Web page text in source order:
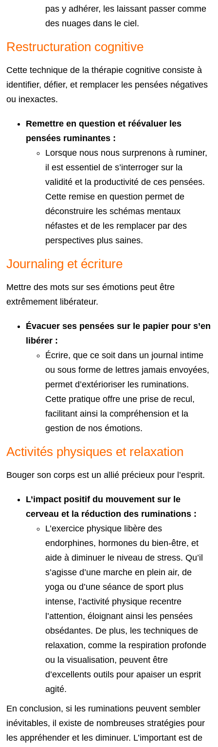
pas y adhérer, les laissant passer comme
des nuages dans le ciel.
Restructuration cognitive
Cette technique de la thérapie cognitive consiste à
identifier, défier, et remplacer les pensées négatives
ou inexactes.
Remettre en question et réévaluer les
pensées ruminantes :
Lorsque nous nous surprenons à ruminer,
il est essentiel de s’interroger sur la
validité et la productivité de ces pensées.
Cette remise en question permet de
déconstruire les schémas mentaux
néfastes et de les remplacer par des
perspectives plus saines.
Journaling et écriture
Mettre des mots sur ses émotions peut être
extrêmement libérateur.
Évacuer ses pensées sur le papier pour s’en
libérer :
Écrire, que ce soit dans un journal intime
ou sous forme de lettres jamais envoyées,
permet d’extérioriser les ruminations.
Cette pratique offre une prise de recul,
facilitant ainsi la compréhension et la
gestion de nos émotions.
Activités physiques et relaxation
Bouger son corps est un allié précieux pour l’esprit.
L’impact positif du mouvement sur le
cerveau et la réduction des ruminations :
L’exercice physique libère des
endorphines, hormones du bien-être, et
aide à diminuer le niveau de stress. Qu’il
s’agisse d’une marche en plein air, de
yoga ou d’une séance de sport plus
intense, l’activité physique recentre
l’attention, éloignant ainsi les pensées
obsédantes. De plus, les techniques de
relaxation, comme la respiration profonde
ou la visualisation, peuvent être
d’excellents outils pour apaiser un esprit
agité.
En conclusion, si les ruminations peuvent sembler
inévitables, il existe de nombreuses stratégies pour
les appréhender et les diminuer. L’important est de